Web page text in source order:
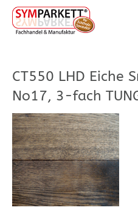
CT550 LHD Eiche
No17, 3-fach